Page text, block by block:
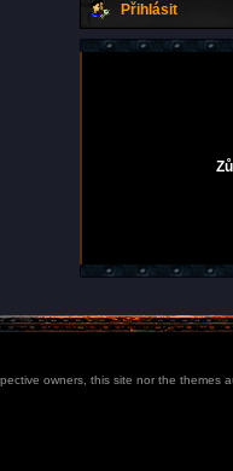
Přihlásit
owners, this site nor the themes